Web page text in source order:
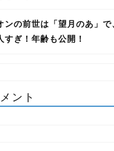
ンの前世は「望月のあ」
すぎ！年齢も公開！
ント